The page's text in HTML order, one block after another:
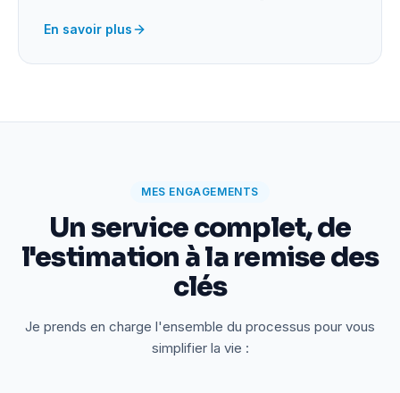
En savoir plus
MES ENGAGEMENTS
Un service complet, de
l'estimation à la remise des
clés
Je prends en charge l'ensemble du processus pour vous
simplifier la vie :